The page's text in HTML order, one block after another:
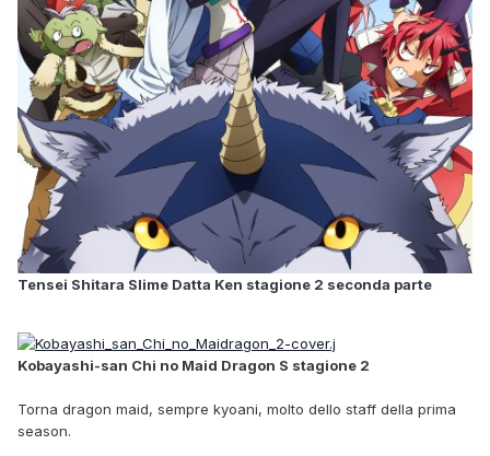
Tensei Shitara Slime Datta Ken stagione 2 seconda parte
Kobayashi-san Chi no Maid Dragon S stagione 2
Torna dragon maid, sempre kyoani, molto dello staff della prima
season.